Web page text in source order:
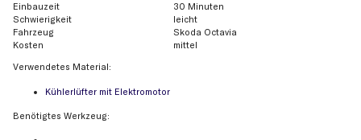
Einbauzeit
30 Minuten
Schwierigkeit
leicht
Fahrzeug
Skoda Octavia
Kosten
mittel
Verwendetes Material:
Kühlerlüfter mit Elektromotor
Benötigtes Werkzeug: